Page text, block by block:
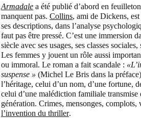
Armadale a été publié d’abord en
manquent pas. Collins, ami de Dickens,
ses descriptions, dans l’analyse
faut pas être pressé. C’est une immersion
siècle avec ses usages, ses classes
Les femmes y jouent un rôle aussi
ou immoral. Le roman a fait scandale :
suspense » (Michel Le Bris dans la
l’héritage, celui d’un nom, d’une fortune,
celui d’une malédiction familiale transmise
génération. Crimes, mensonges, complots,
l’invention du thriller.